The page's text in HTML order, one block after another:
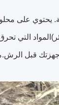
على
قبل الرش.ما